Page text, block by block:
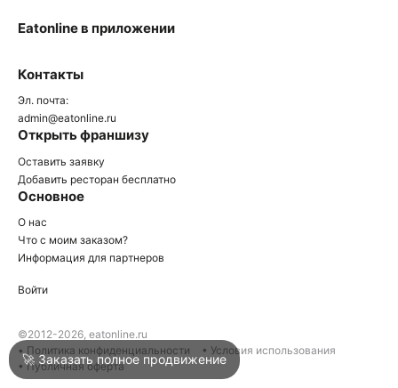
Войти
Написать в техподдержку
Контакты
Эл. почта:
admin@eatonline.ru
Открыть франшизу
Оставить заявку
Добавить ресторан бесплатно
Основное
О нас
Что с моим заказом?
Информация для партнеров
Eatonline в приложении
Войти
©2012-2026, eatonline.ru
• Политика конфиденциальности
• Условия использования
• Публичная оферта
🚀 Заказать полное продвижение